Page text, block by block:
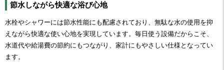
節水しながら快適な浴び心地
水栓やシャワーには節水性能にも配慮されており、無駄な水の使用を抑
えながら快適な使い心地を実現しています。毎日使う設備だからこそ、
水道代や給湯費の節約にもつながり、家計にもやさしい仕様となってい
ます。